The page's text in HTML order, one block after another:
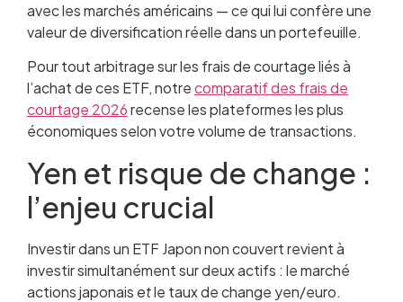
avec les marchés américains — ce qui lui confère une
valeur de diversification réelle dans un portefeuille.
Pour tout arbitrage sur les frais de courtage liés à
l’achat de ces ETF, notrecomparatif des frais de
courtage 2026recense les plateformes les plus
économiques selon votre volume de transactions.
Yen et risque de change :
l’enjeu crucial
Investir dans un ETF Japon non couvert revient à
investir simultanément sur deux actifs : le marché
actions japonais etle taux de change yen/euro.